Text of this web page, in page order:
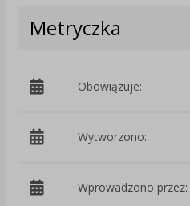
Metryczka
Obowiązuje:
Wytworzono:
Wprowadzono przez: